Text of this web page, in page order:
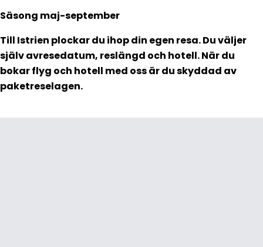
Säsong maj-september
Till Istrien plockar du ihop din egen resa. Du väljer
själv avresedatum, reslängd och hotell. När du
bokar flyg och hotell med oss är du skyddad av
paketreselagen.